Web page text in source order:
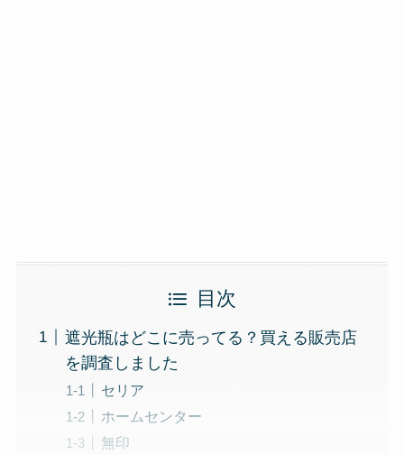
目次
遮光瓶はどこに売ってる？買える販売店
を調査しました
セリア
ホームセンター
無印